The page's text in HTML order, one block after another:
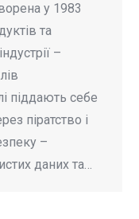
у 1983
та
–
піддають себе
піратство і
–
даних та…